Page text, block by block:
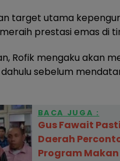
target utama
prestasi emas di
Rofik mengaku akan
sebelum
BACA JUGA :
Gus Fawait
Daerah
Program